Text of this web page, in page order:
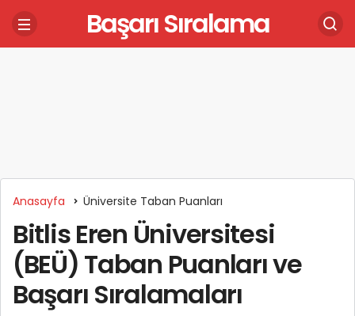
Başarı Sıralama
Anasayfa Üniversite Taban Puanları
Bitlis Eren Üniversitesi
(BEÜ) Taban Puanları ve
Başarı Sıralamaları